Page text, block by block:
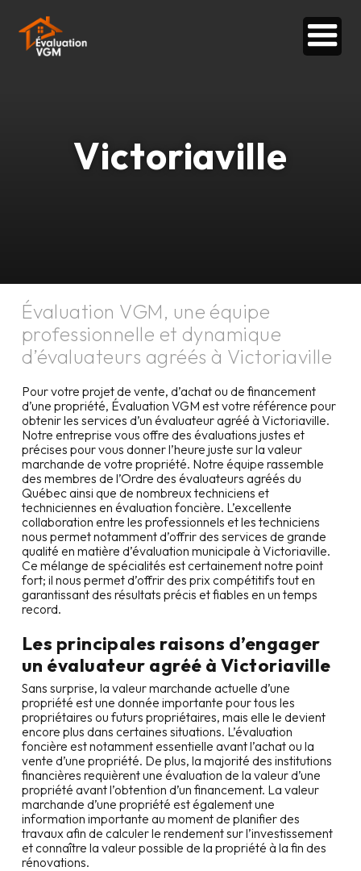
Victoriaville
Évaluation VGM, une équipe
professionnelle et dynamique
d’évaluateurs agréés à Victoriaville
Pour votre projet de vente, d’achat ou de financement
d’une propriété, Évaluation VGM est votre référence pour
obtenir les services d’un évaluateur agréé à Victoriaville.
Notre entreprise vous offre des évaluations justes et
précises pour vous donner l’heure juste sur la valeur
marchande de votre propriété. Notre équipe rassemble
des membres de l’Ordre des évaluateurs agréés du
Québec ainsi que de nombreux techniciens et
techniciennes en évaluation foncière. L’excellente
collaboration entre les professionnels et les techniciens
nous permet notamment d’offrir des services de grande
qualité en matière d’évaluation municipale à Victoriaville.
Ce mélange de spécialités est certainement notre point
fort; il nous permet d’offrir des prix compétitifs tout en
garantissant des résultats précis et fiables en un temps
record.
Les principales raisons d’engager
un évaluateur agréé à Victoriaville
Sans surprise, la valeur marchande actuelle d’une
propriété est une donnée importante pour tous les
propriétaires ou futurs propriétaires, mais elle le devient
encore plus dans certaines situations. L’évaluation
foncière est notamment essentielle avant l’achat ou la
vente d’une propriété. De plus, la majorité des institutions
financières requièrent une évaluation de la valeur d’une
propriété avant l’obtention d’un financement. La valeur
marchande d’une propriété est également une
information importante au moment de planifier des
travaux afin de calculer le rendement sur l’investissement
et connaître la valeur possible de la propriété à la fin des
rénovations.